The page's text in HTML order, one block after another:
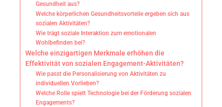
Gesundheit aus?
Welche körperlichen Gesundheitsvorteile ergeben sich aus
sozialen Aktivitäten?
Wie trägt soziale Interaktion zum emotionalen
Wohlbefinden bei?
Welche einzigartigen Merkmale erhöhen die
Effektivität von sozialen Engagement-Aktivitäten?
Wie passt die Personalisierung von Aktivitäten zu
individuellen Vorlieben?
Welche Rolle spielt Technologie bei der Förderung sozialen
Engagements?